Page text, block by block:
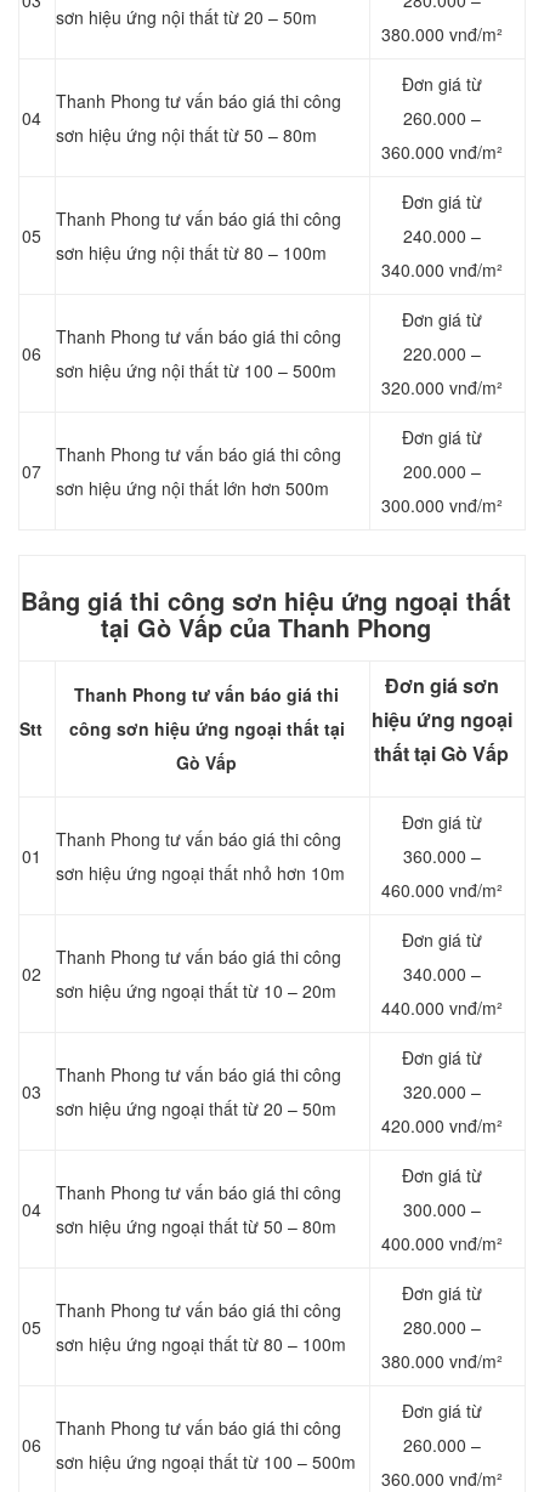
sơn hiệu ứng nội thất từ 20 – 50m
380.000 vnđ/m²
04
Thanh Phong tư vấn báo giá thi công
sơn hiệu ứng nội thất từ 50 – 80m
Đơn giá từ
260.000 –
360.000 vnđ/m²
05
Thanh Phong tư vấn báo giá thi công
sơn hiệu ứng nội thất từ 80 – 100m
Đơn giá từ
240.000 –
340.000 vnđ/m²
06
Thanh Phong tư vấn báo giá thi công
sơn hiệu ứng nội thất từ 100 – 500m
Đơn giá từ
220.000 –
320.000 vnđ/m²
07
Thanh Phong tư vấn báo giá thi công
sơn hiệu ứng nội thất lớn hơn 500m
Đơn giá từ
200.000 –
300.000 vnđ/m²
Bảng giá thi công sơn hiệu ứng ngoại thất
tại Gò Vấp của Thanh Phong
Stt
Thanh Phong tư vấn báo giá thi
công sơn hiệu ứng ngoại thất tại
Gò Vấp
Đơn giá sơn
hiệu ứng ngoại
thất tại Gò Vấp
01
Thanh Phong tư vấn báo giá thi công
sơn hiệu ứng ngoại thất nhỏ hơn 10m
Đơn giá từ
360.000 –
460.000 vnđ/m²
02
Thanh Phong tư vấn báo giá thi công
sơn hiệu ứng ngoại thất từ 10 – 20m
Đơn giá từ
340.000 –
440.000 vnđ/m²
03
Thanh Phong tư vấn báo giá thi công
sơn hiệu ứng ngoại thất từ 20 – 50m
Đơn giá từ
320.000 –
420.000 vnđ/m²
04
Thanh Phong tư vấn báo giá thi công
sơn hiệu ứng ngoại thất từ 50 – 80m
Đơn giá từ
300.000 –
400.000 vnđ/m²
05
Thanh Phong tư vấn báo giá thi công
sơn hiệu ứng ngoại thất từ 80 – 100m
Đơn giá từ
280.000 –
380.000 vnđ/m²
06
Thanh Phong tư vấn báo giá thi công
sơn hiệu ứng ngoại thất từ 100 – 500m
Đơn giá từ
260.000 –
360.000 vnđ/m²